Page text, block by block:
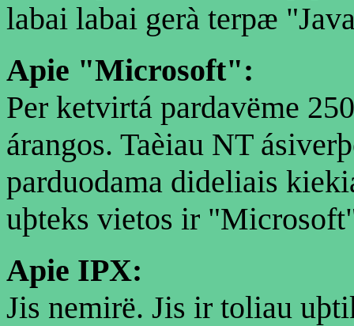
labai labai gerà terpæ
Apie "Microsoft":
Per ketvirtá pardavëme
árangos. Taèiau NT
parduodama dideliais
uþteks vietos ir
Apie IPX:
Jis nemirë. Jis ir toliau